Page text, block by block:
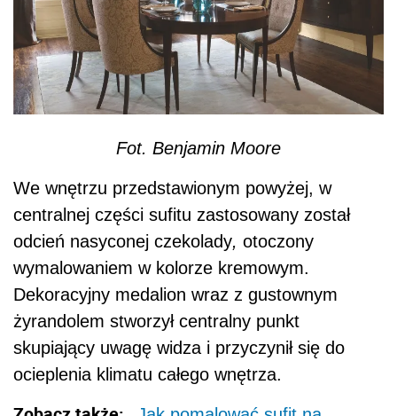
wymalowaniem w kolorze kremowym.
Dekoracyjny medalion wraz z gustownym
żyrandolem stworzył centralny punkt
skupiający uwagę widza i przyczynił się do
warstwie starej farby?
Sufit – główny element wnętrza
Stosowanie odcieni neutralnych zapewnia
harmonijny, spójny wyraz w całym domu.
Jednak, gdy niespodziewanie pojawią się
mocne akcenty kolorystyczne na sufitach,
nadadzą wnętrzom swoistego uroku i